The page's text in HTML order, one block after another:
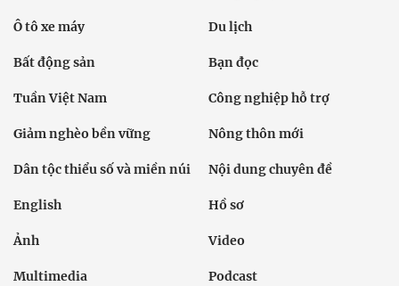
Ô tô xe máy Du lịch
Bất động sản Bạn đọc
Tuần Việt Nam Công nghiệp hỗ trợ
Giảm nghèo bền vững Nông thôn mới
Dân tộc thiểu số và miền núi Nội dung chuyên đề
English Hồ sơ
Ảnh Video
Multimedia Podcast